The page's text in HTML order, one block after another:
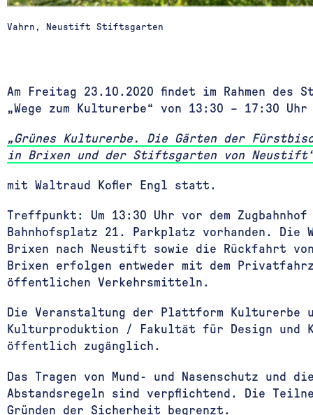
Vahrn, Neustift Stiftsgarten
Am Freitag 23.10.2020 findet im Rahmen des
„Wege zum Kulturerbe“ von 13:30 – 17:30
„Grünes Kulturerbe. Die Gärten der
in Brixen und der Stiftsgarten von
mit Waltraud Kofler Engl statt.
Treffpunkt: Um 13:30 Uhr vor dem
Bahnhofsplatz 21. Parkplatz vorhanden. Die
Brixen nach Neustift sowie die Rückfahrt
Brixen erfolgen entweder mit dem
öffentlichen Verkehrsmitteln.
Die Veranstaltung der Plattform Kulturerbe
Kulturproduktion / Fakultät für Design und
öffentlich zugänglich.
Das Tragen von Mund- und Nasenschutz und
Abstandsregeln sind verpflichtend. Die
Gründen der Sicherheit begrenzt.